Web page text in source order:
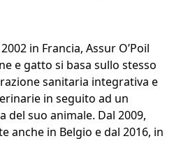
in Francia, Assur O’Poil
e gatto si basa sullo stesso
sanitaria integrativa e
in seguito ad un
suo animale. Dal 2009,
anche in Belgio e dal 2016, in